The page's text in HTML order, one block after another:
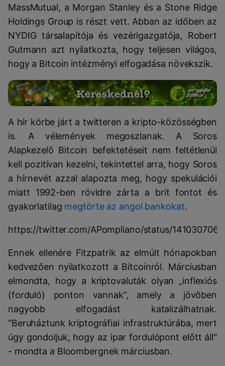
MassMutual, a Morgan Stanley és a Stone Ridge
Holdings Group is részt vett. Abban az időben az
NYDIG társalapítója és vezérigazgatója, Robert
Gutmann azt nyilatkozta, hogy teljesen világos,
hogy a Bitcoin intézményi elfogadása növekszik.
A hír körbe járt a twitteren a kripto-közösségben
is. A vélemények megoszlanak. A Soros
Alapkezelő Bitcoin befektetéseit nem feltétlenül
kell pozitívan kezelni, tekintettel arra, hogy Soros
a hírnevét azzal alapozta meg, hogy spekulációi
miatt 1992-ben rövidre zárta a brit fontot és
gyakorlatilag megtörte az angol bankokat.
https://twitter.com/APompliano/status/
Ennek ellenére Fitzpatrik az elmúlt hónapokban
kedvezően nyilatkozott a Bitcoinról. Márciusban
elmondta, hogy a kriptovaluták olyan „inflexiós
(forduló) ponton vannak”, amely a jövőben
nagyobb elfogadást katalizálhatnak.
"Beruháztunk kriptográfiai infrastruktúrába, mert
úgy gondoljuk, hogy az ipar fordulópont előtt áll"
- mondta a Bloombergnek márciusban.